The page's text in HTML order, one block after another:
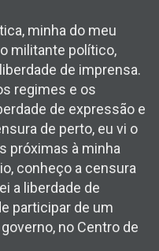
minha do meu
militante político,
de imprensa.
regimes e os
de expressão e
de perto, eu vi o
próximas à minha
conheço a censura
a liberdade de
participar de um
no Centro de